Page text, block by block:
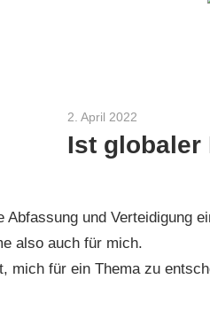
2. April 2022
Ist globaler
und Verteidigung
also auch für mich.
mich für ein Thema zu